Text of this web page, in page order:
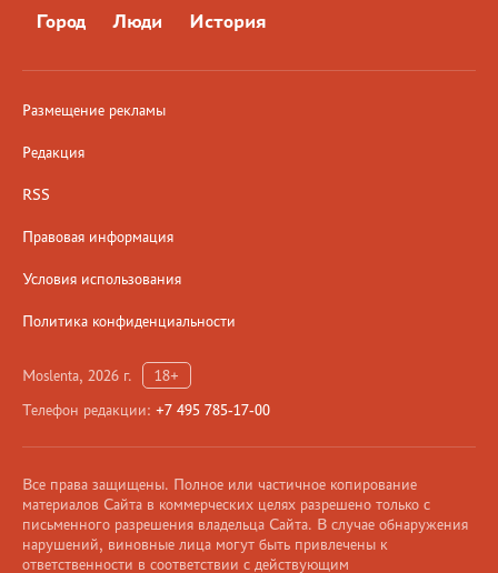
Город Люди История
Размещение рекламы
Редакция
RSS
Правовая информация
Условия использования
Политика конфиденциальности
Moslenta, 2026 г.
18+
Телефон редакции: +7 495 785-17-00
Все права защищены. Полное или частичное копирование
материалов Сайта в коммерческих целях разрешено только с
письменного разрешения владельца Сайта. В случае обнаружения
нарушений, виновные лица могут быть привлечены к
ответственности в соответствии с действующим